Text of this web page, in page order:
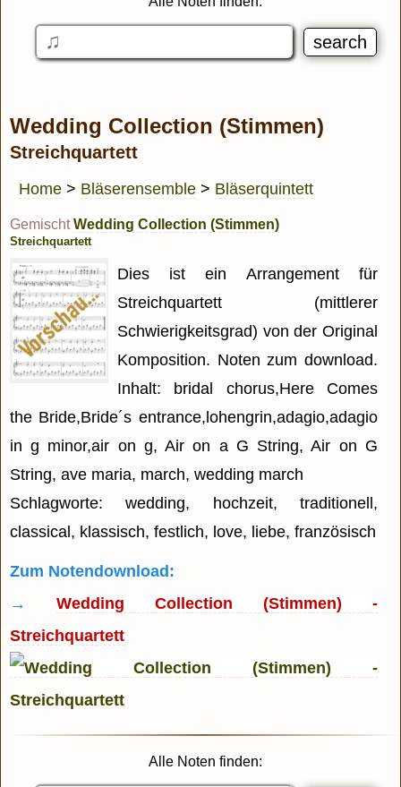
Wedding Collection (Stimmen)
Streichquartett
Home > Bläserensemble > Bläserquintett
Gemischt Wedding Collection (Stimmen)
Streichquartett
Dies ist ein Arrangement für
Streichquartett (mittlerer
Schwierigkeitsgrad) von der Original
Komposition. Noten zum download.
Inhalt: bridal chorus,Here Comes
the Bride,Bride´s entrance,lohengrin,adagio,adagio
in g minor,air on g, Air on a G String, Air on G
String, ave maria, march, wedding march
Schlagworte: wedding, hochzeit, traditionell,
classical, klassisch, festlich, love, liebe, französisch
Zum Notendownload:
→ Wedding Collection (Stimmen) -
Streichquartett
Alle Noten finden: